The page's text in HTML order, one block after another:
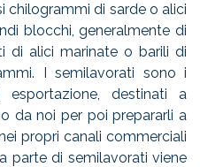
chilogrammi di sarde o alici
blocchi, generalmente di
di alici marinate o barili di
I semilavorati sono i
destinati a
da noi per poi prepararli a
propri canali commerciali
parte di semilavorati viene